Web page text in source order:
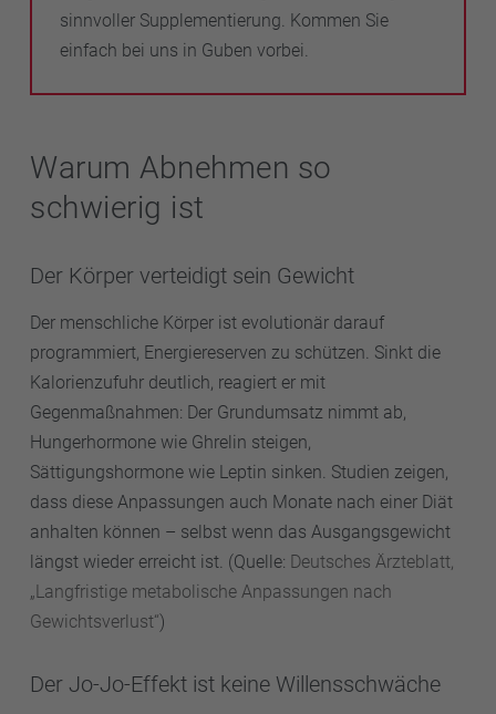
sinnvoller Supplementierung. Kommen Sie
einfach bei uns in Guben vorbei.
Warum Abnehmen so
schwierig ist
Der Körper verteidigt sein Gewicht
Der menschliche Körper ist evolutionär darauf
programmiert, Energiereserven zu schützen. Sinkt die
Kalorienzufuhr deutlich, reagiert er mit
Gegenmaßnahmen: Der Grundumsatz nimmt ab,
Hungerhormone wie Ghrelin steigen,
Sättigungshormone wie Leptin sinken. Studien zeigen,
dass diese Anpassungen auch Monate nach einer Diät
anhalten können – selbst wenn das Ausgangsgewicht
längst wieder erreicht ist. (Quelle: Deutsches Ärzteblatt,
„Langfristige metabolische Anpassungen nach
Gewichtsverlust“)
Der Jo-Jo-Effekt ist keine Willensschwäche